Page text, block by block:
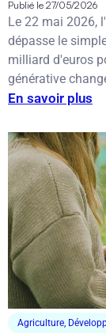
Publié le 27/05/2026
Le 22 mai 2026,
dépasse le
milliard d'euros
générative
En savoir plus
Agriculture